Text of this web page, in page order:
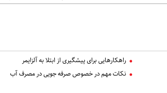
راهکارهایی برای پیشگیری از ابتلا به آلزایمر
نکات مهم در خصوص صرفه جویی در مصرف آب